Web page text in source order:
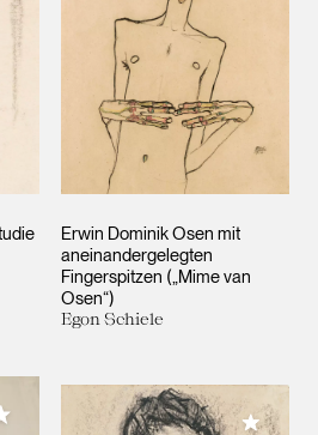
Erwin Dominik Osen mit
aneinandergelegten
Fingerspitzen („Mime van
Osen“)
Egon Schiele
Meiner Sammlung hinzufügen Meiner